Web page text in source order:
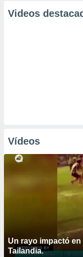
Videos
Vídeos
Un rayo impactó
Tailandia.